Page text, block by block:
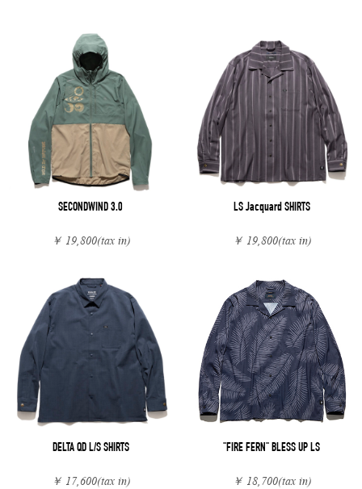
SECONDWIND 3.0
￥ 19,800(tax in)
LS Jacquard SHIRTS
￥ 19,800(tax in)
DELTA QD L/S SHIRTS
￥ 17,600(tax in)
"FIRE FERN" BLESS UP LS
￥ 18,700(tax in)